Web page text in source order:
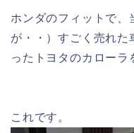
ホンダのフィットで、
が・・）すごく売れた
ったトヨタのカローラ
これです。